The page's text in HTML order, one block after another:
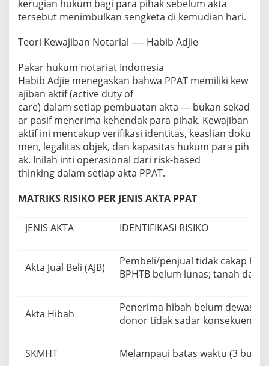
kerugian hukum bagi para pihak sebelum akta
tersebut menimbulkan sengketa di kemudian hari.
Teori Kewajiban Notarial —- Habib Adjie
Pakar hukum notariat Indonesia
Habib Adjie menegaskan bahwa PPAT memiliki kew
ajiban aktif (active duty of
care) dalam setiap pembuatan akta — bukan sekad
ar pasif menerima kehendak para pihak. Kewajiban
aktif ini mencakup verifikasi identitas, keaslian doku
men, legalitas objek, dan kapasitas hukum para pih
ak. Inilah inti operasional dari risk-based
thinking dalam setiap akta PPAT.
MATRIKS RISIKO PER JENIS AKTA PPAT
JENIS AKTA IDENTIFIKASI RISIKO
Akta Jual Beli (AJB)
Pembeli/penjual tidak cakap
BPHTB belum lunas; tanah
Akta Hibah
Penerima hibah belum dewasa;
donor tidak sadar konsekuensi
SKMHT Melampaui batas waktu (3